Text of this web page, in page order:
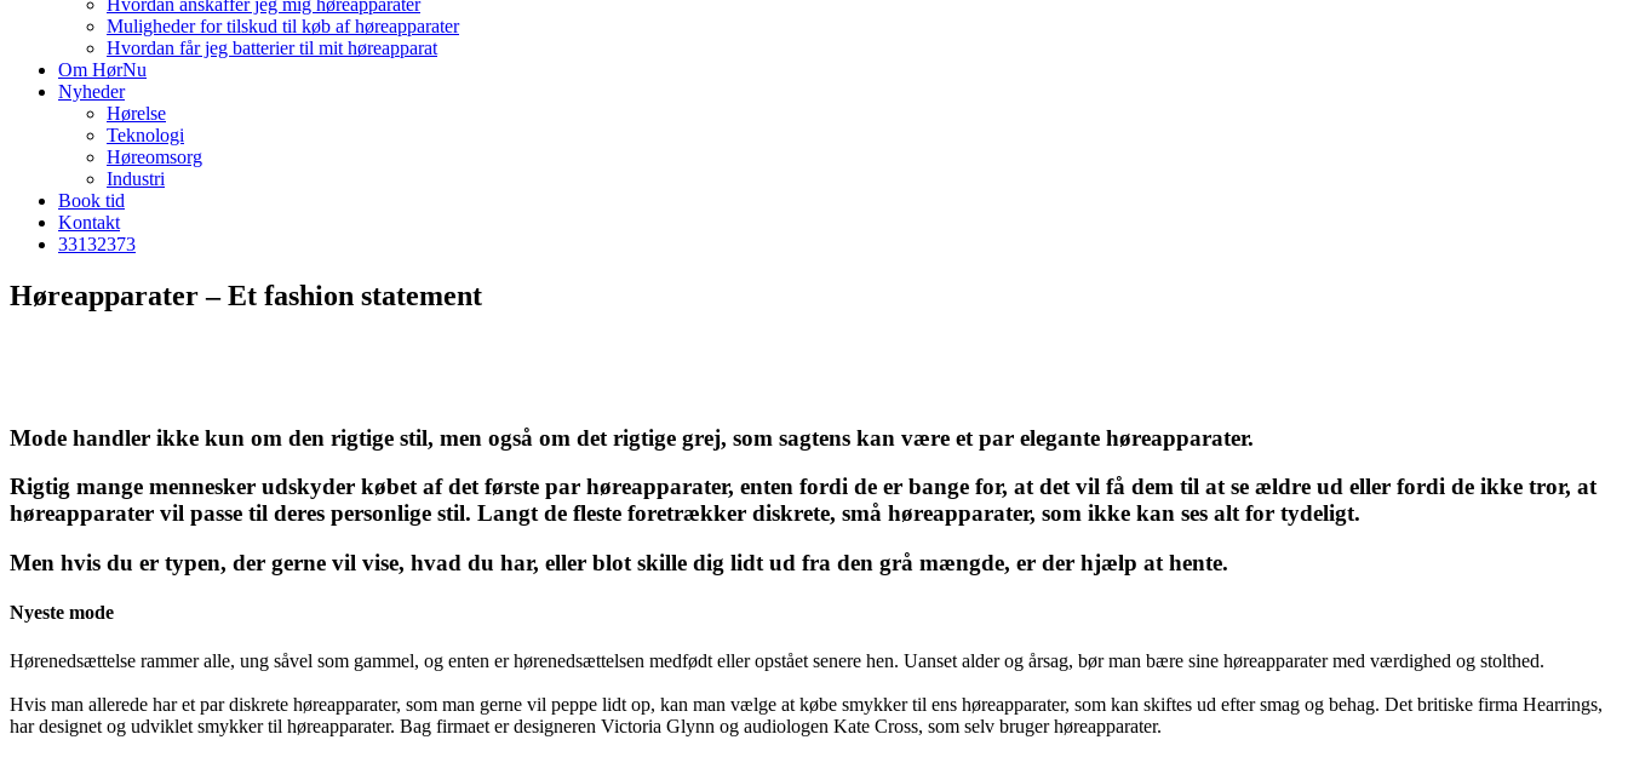
Hvordan anskaffer jeg mig høreapparater
Muligheder for tilskud til køb af høreapparater
Hvordan får jeg batterier til mit høreapparat
Om HørNu
Nyheder
Hørelse
Teknologi
Høreomsorg
Industri
Book tid
Kontakt
33132373
Høreapparater – Et fashion statement
Mode handler ikke kun om den rigtige stil, men også om det rigtige grej, som sagtens kan være et par elegante høreapparater.
Rigtig mange mennesker udskyder købet af det første par høreapparater, enten fordi de er bange for, at det vil få dem til at se ældre ud eller fordi de ikke tror, at
høreapparater vil passe til deres personlige stil. Langt de fleste foretrækker diskrete, små høreapparater, som ikke kan ses alt for tydeligt.
Men hvis du er typen, der gerne vil vise, hvad du har, eller blot skille dig lidt ud fra den grå mængde, er der hjælp at hente.
Nyeste mode
Hørenedsættelse rammer alle, ung såvel som gammel, og enten er hørenedsættelsen medfødt eller opstået senere hen. Uanset alder og årsag, bør man bære sine høreapparater med værdighed og stolthed.
Hvis man allerede har et par diskrete høreapparater, som man gerne vil peppe lidt op, kan man vælge at købe smykker til ens høreapparater, som kan skiftes ud efter smag og behag. Det britiske firma Hearrings,
har designet og udviklet smykker til høreapparater. Bag firmaet er designeren Victoria Glynn og audiologen Kate Cross, som selv bruger høreapparater.